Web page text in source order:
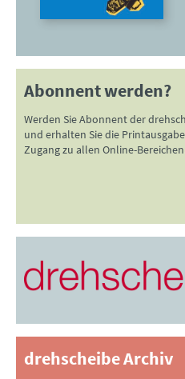
Abonnent werden?
Werden Sie Abonnent der
und erhalten Sie die
Zugang zu allen Online-
drehscheibe Archiv